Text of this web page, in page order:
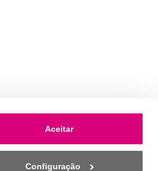
Aceitar
Configuração